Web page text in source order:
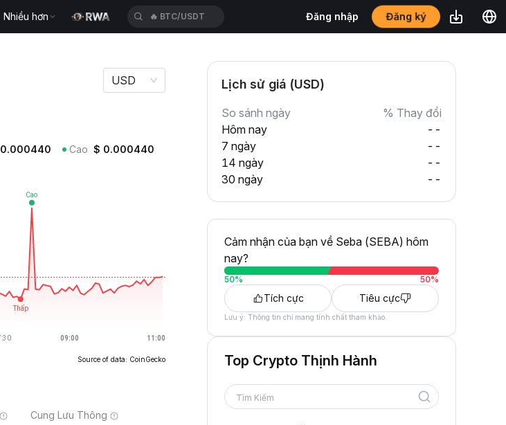
Nhiều hơn 🔥 BTC/USDT Đăng nhập Đăng ký
USD
0.000440 Cao $ 0.000440
Source of data: CoinGecko
Cung Lưu Thông
Lịch sử giá (USD)
So sánh ngày
% Thay đổi
Hôm nay
--
7 ngày
--
14 ngày
--
30 ngày
--
Cảm nhận của bạn về Seba (SEBA) hôm
nay?
50% 50%
Tích cực Tiêu cực
Lưu ý: Thông tin chỉ mang tính chất tham khảo.
Top Crypto Thịnh Hành
Tìm Kiếm